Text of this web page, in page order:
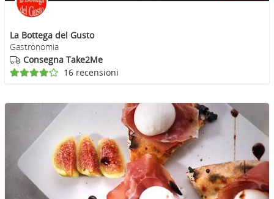
La Bottega del Gusto
Gastronomia
Consegna Take2Me
16 recensioni